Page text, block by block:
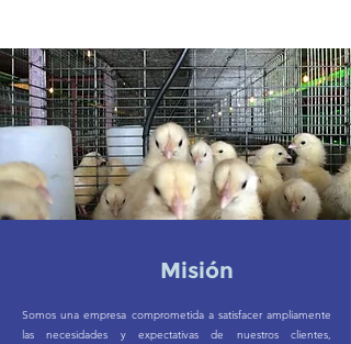
Misión
Somos una empresa comprometida a satisfacer ampliamente
las necesidades y expectativas de nuestros clientes,